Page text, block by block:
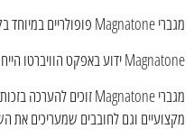
מגברי Magnatone פופולריים במיוחד בקרב מוזיקאים בשל הטון הייחודי והאסתטיקה הוינטג'ית שלהם.
Magnatone ידוע באפקט הוויברטו הייחודי שלו, שהוצג בעיצובי המגבר שלהם בשנות החמישים. אפקט הוויברטו הזה מבוקש מאוד על ידי נגני גיטרה בגלל הסאונד העשיר השופע והעמוק שלו.
מקצועיים וגם לחובבים שמעריכים את